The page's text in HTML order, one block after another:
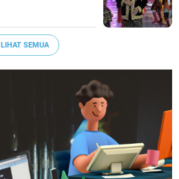
LIHAT SEMUA